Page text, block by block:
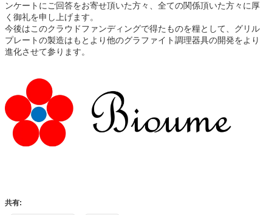
ンケートにご回答をお寄せ頂いた方々、全ての関係頂いた方々に厚
く御礼を申し上げます。
今後はこのクラウドファンディングで得たものを糧として、グリル
プレートの製造はもとより他のグラファイト調理器具の開発をより
進化させて参ります。
共有: